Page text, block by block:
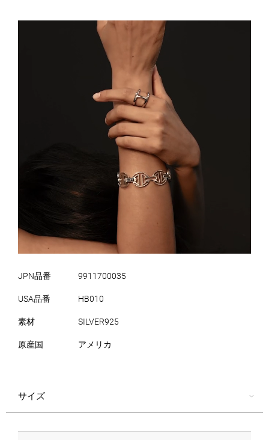
JPN品番 9911700035
USA品番 HB010
素材 SILVER925
原産国 アメリカ
サイズ